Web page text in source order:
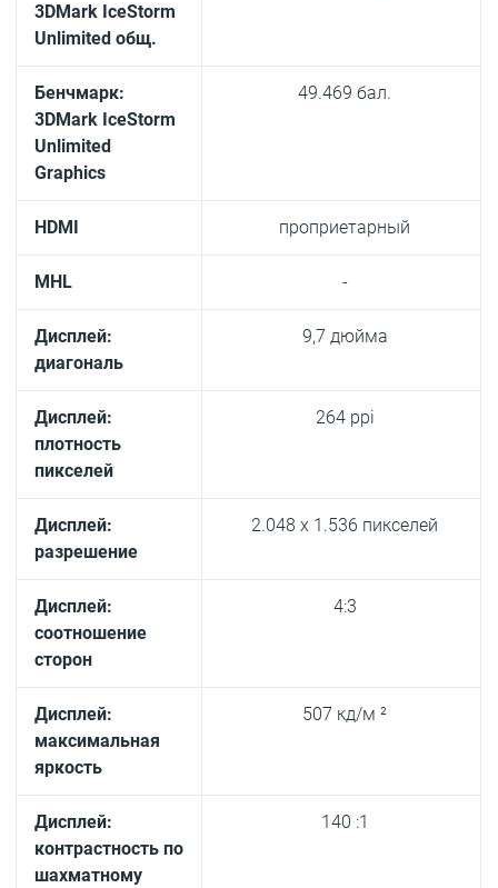
3DMark IceStorm
Unlimited общ.
Бенчмарк:
3DMark IceStorm
Unlimited
Graphics
49.469 бал.
HDMI проприетарный
MHL -
Дисплей:
диагональ
9,7 дюйма
Дисплей:
плотность
пикселей
264 ppi
Дисплей:
разрешение
2.048 x 1.536 пикселей
Дисплей:
соотношение
сторон
4:3
Дисплей:
максимальная
яркость
507 кд/м ²
Дисплей:
контрастность по
шахматному
140 :1